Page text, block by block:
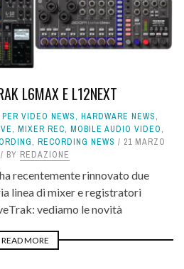
L6MAX E L12NEXT
VIDEO NEWS, HARDWARE NEWS,
, MIXER REC, MOBILE AUDIO VIDEO,
, RECORDING NEWS
21 MARZO
BY REDAZIONE
recentemente rinnovato due
linea di mixer e registratori
vediamo le novità
READ MORE